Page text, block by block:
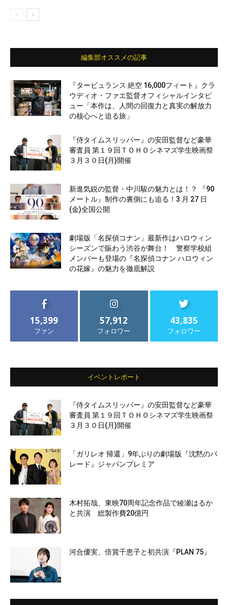
編集部オススメの記事
『タービュランス 絶空 16,000フィート』クラ
ウディオ・ファエ監督オフィシャルインタビ
ュー「本作は、人間の回復力と真実の解放力
の核心へと迫る旅」
『侍タイムスリッパー』の安田監督など豪華
審査員 第１９回ＴＯＨＯシネマズ学生映画祭
３月３０日(月)開催
新進気鋭の監督・中川駿の魅力とは！？ 『90
メートル』制作の裏側にも迫る！3 月 27 日
(金)全国公開
劇場版「名探偵コナン」最新作はハロウィン
シーズンで賑わう渋谷が舞台！ 警察学校組
メンバーも登場の『名探偵コナン ハロウィン
の花嫁』の魅力を徹底解説
15,399
ファン
57,912
フォロワー
43,835
フォロワー
イベントレポート
『侍タイムスリッパー』の安田監督など豪華
審査員 第１９回ＴＯＨＯシネマズ学生映画祭
３月３０日(月)開催
「ガリレオ 帰還」9年ぶりの劇場版『沈黙のパ
レード』ジャパンプレミア
木村拓哉、東映70周年記念作品で綾瀬はるか
と共演 総製作費20億円
河合優実、倍賞千恵子と初共演『PLAN 75』